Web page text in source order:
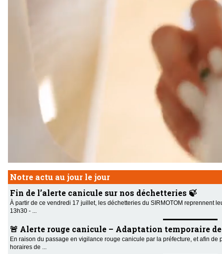
Notre actu au jour le jour
Fin de l’alerte canicule sur nos déchetteries 🍃
À partir de ce vendredi 17 juillet, les déchetteries du SIRMOTOM reprennent
13h30 - ...
🚨 Alerte rouge canicule – Adaptation temporaire
En raison du passage en vigilance rouge canicule par la préfecture, et afin
horaires de ...